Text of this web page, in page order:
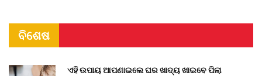
ବିଶେଷ
ଏହି ଉପାୟ ଆପଣାଇଲେ ଘର ଖାଦ୍ୟ ଖାଇବେ ପିଲା